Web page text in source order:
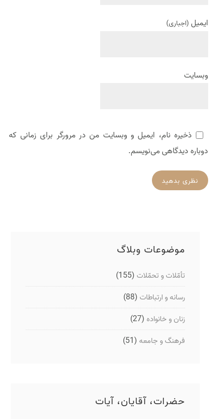
ایمیل (اجباری)
وبسایت
ذخیره نام، ایمیل و وبسایت من در مرورگر برای زمانی که
دوباره دیدگاهی می‌نویسم.
موضوعات وبلاگ
تأمّلات و تحمّلات (155)
رسانه و ارتباطات (88)
زنان و خانواده (27)
فرهنگ و جامعه (51)
حضرات، آقایان، آیات